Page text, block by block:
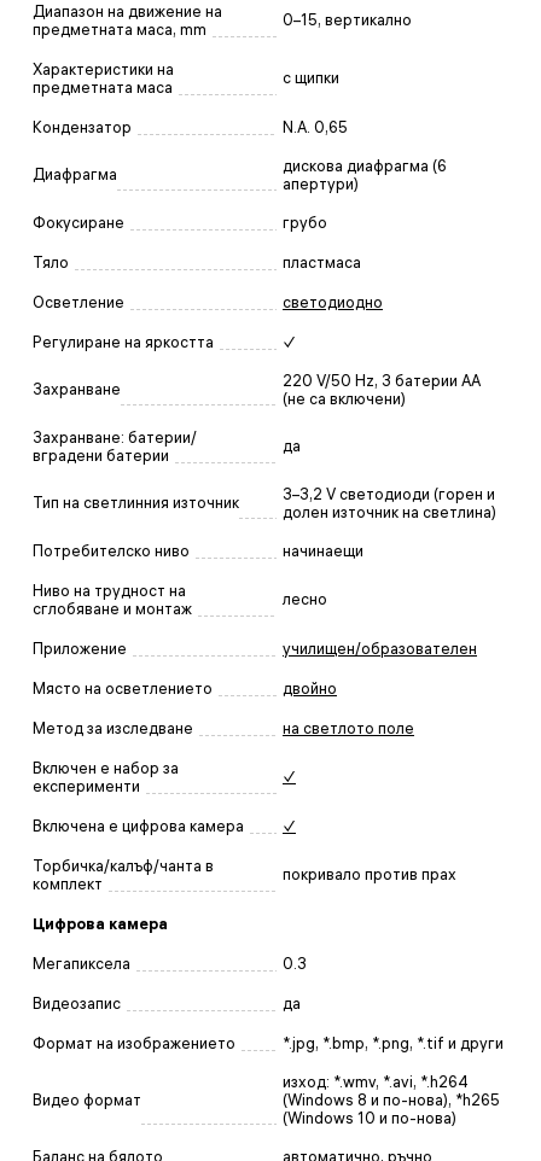
Диапазон на движение на
предметната маса, mm
0–15, вертикално
Характеристики на
предметната маса
с щипки
Кондензатор N.A. 0,65
Диафрагма
дискова диафрагма (6
апертури)
Фокусиране грубо
Тяло пластмаса
Осветление светодиодно
Регулиране на яркостта ✓
Захранване
220 V/50 Hz, 3 батерии АА
(не са включени)
Захранване: батерии/
вградени батерии
да
Тип на светлинния източник
3–3,2 V светодиоди (горен и
долен източник на светлина)
Потребителско ниво начинаещи
Ниво на трудност на
сглобяване и монтаж
лесно
Приложение училищен/образователен
Място на осветлението двойно
Метод за изследване на светлото поле
Включен е набор за
експерименти
✓
Включена е цифрова камера ✓
Торбичка/калъф/чанта в
комплект
покривало против прах
Цифрова камера
Мегапиксела 0.3
Видеозапис да
Формат на изображението *.jpg, *.bmp, *.png, *.tif и други
Видео формат
изход: *.wmv, *.avi, *.h264
(Windows 8 и по-нова), *h265
(Windows 10 и по-нова)
Баланс на бялото автоматично, ръчно